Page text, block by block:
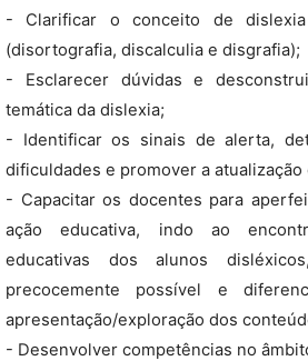
- Clarificar o conceito de
(disortografia, discalculia e disgrafia);
- Esclarecer dúvidas e
temática da dislexia;
- Identificar os sinais de alerta,
dificuldades e promover a
- Capacitar os docentes para
ação educativa, indo ao
educativas dos alunos
precocemente possível e
apresentação/exploração dos
- Desenvolver competências no